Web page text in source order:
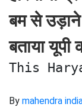
बम से
बताया यूपी
This
By mahendra